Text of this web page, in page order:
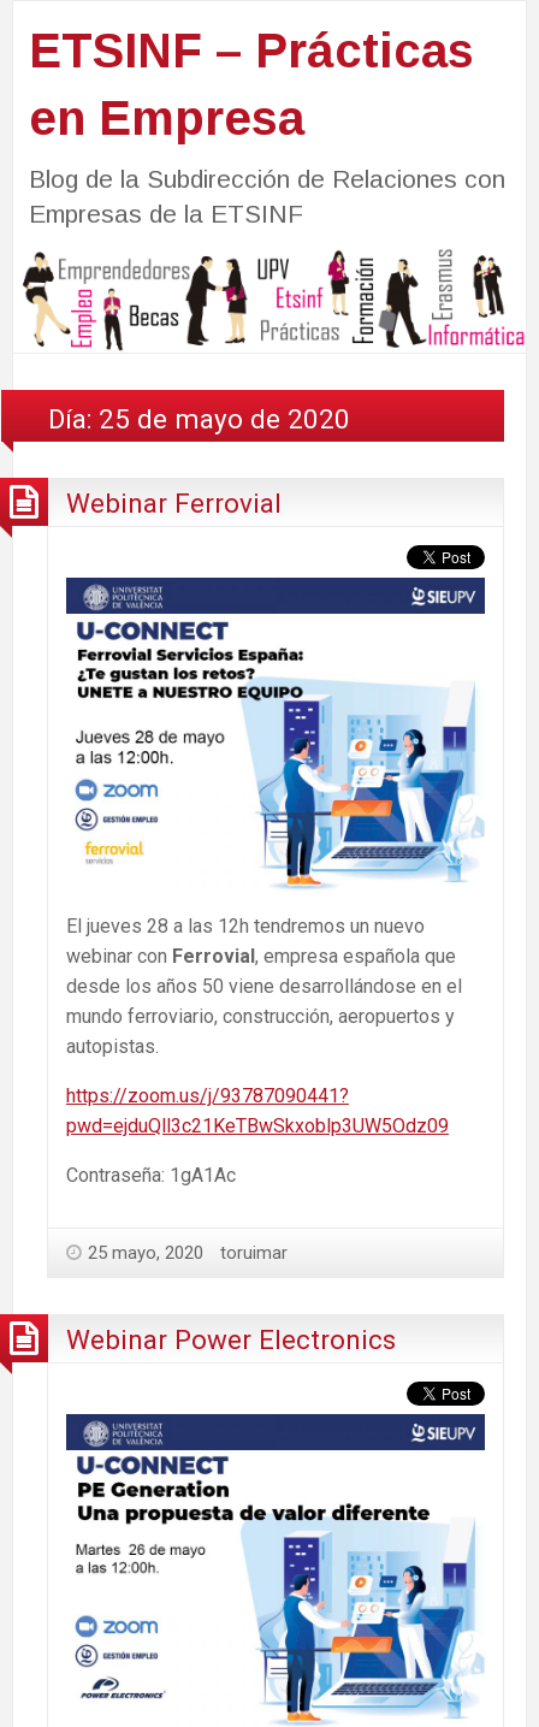
ETSINF – Prácticas
en Empresa
Blog de la Subdirección de Relaciones con
Empresas de la ETSINF
Día: 25 de mayo de 2020
Webinar Ferrovial
El jueves 28 a las 12h tendremos un nuevo
webinar con Ferrovial, empresa española que
desde los años 50 viene desarrollándose en el
mundo ferroviario, construcción, aeropuertos y
autopistas.
https://zoom.us/j/93787090441?
pwd=ejduQll3c21KeTBwSkxoblp3UW5Odz09
Contraseña: 1gA1Ac
25 mayo, 2020 toruimar
Webinar Power Electronics